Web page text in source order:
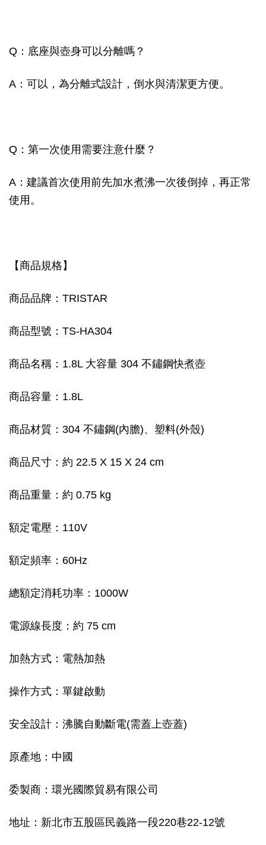
Q：底座與壺身可以分離嗎？
A：可以，為分離式設計，倒水與清潔更方便。
Q：第一次使用需要注意什麼？
A：建議首次使用前先加水煮沸一次後倒掉，再正常
使用。
【商品規格】
商品品牌：TRISTAR
商品型號：TS-HA304
商品名稱：1.8L 大容量 304 不鏽鋼快煮壺
商品容量：1.8L
商品材質：304 不鏽鋼(內膽)、塑料(外殼)
商品尺寸：約 22.5 X 15 X 24 cm
商品重量：約 0.75 kg
額定電壓：110V
額定頻率：60Hz
總額定消耗功率：1000W
電源線長度：約 75 cm
加熱方式：電熱加熱
操作方式：單鍵啟動
安全設計：沸騰自動斷電(需蓋上壺蓋)
原產地：中國
委製商：環光國際貿易有限公司
地址：新北市五股區民義路一段220巷22-12號